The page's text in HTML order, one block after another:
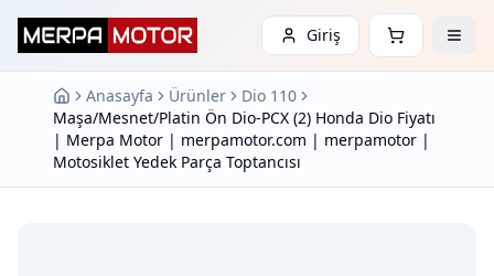
Giriş
Anasayfa Ürünler
Dio 110
Maşa/Mesnet/Platin Ön Dio-PCX (2) Honda Dio Fiyatı
| Merpa Motor | merpamotor.com | merpamotor |
Motosiklet Yedek Parça Toptancısı